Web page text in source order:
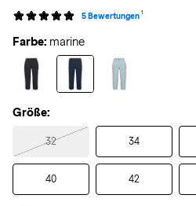
5 Bewertungen 1
Farbe: marine
Größe:
32 34
40 42